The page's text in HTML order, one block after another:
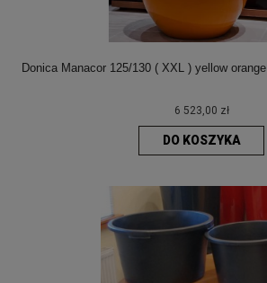
Donica Manacor 125/130 ( XXL ) yellow orange
6 523,00 zł
DO KOSZYKA